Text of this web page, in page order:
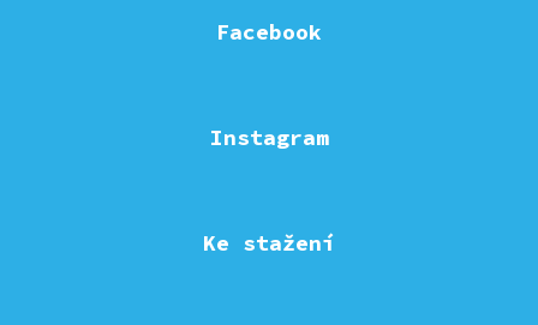
Facebook
Instagram
Ke stažení